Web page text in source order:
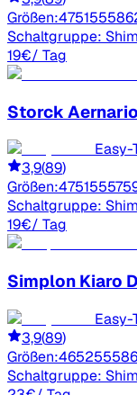
Größen:47515558
Schaltgruppe:
19€/ Tag
Storck
Easy-
3,9(89)
Größen:47515557
Schaltgruppe:
19€/ Tag
Simplon Kiaro
Easy-
3,9(89)
Größen:46525558
Schaltgruppe: